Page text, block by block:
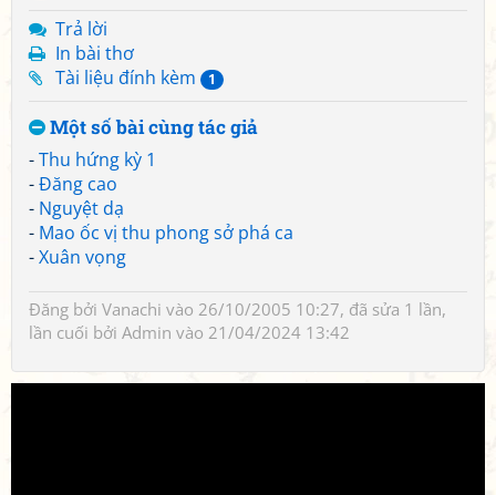
Trả lời
In bài thơ
Tài liệu đính kèm
1
Một số bài cùng tác giả
-Thu hứng kỳ 1
-Đăng cao
- Nguyệt dạ
- Mao ốc vị thu phong sở phá ca
-Xuân vọng
Đăng bởi Vanachi vào 26/10/2005 10:27, đã sửa 1 lần,
lần cuối bởi Admin vào 21/04/2024 13:42